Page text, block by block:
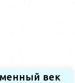
век